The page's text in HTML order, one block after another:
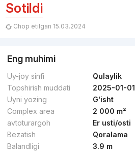
Topshirildi
TJ «Shirin Hayot»
dan сўм /m²
Sotildi
Chop etilgan 15.03.2024
Eng muhimi
Uy-joy sinfi
Qulaylik
Topshirish muddati
2025-01-01
Uyni yozing
G'isht
Complex area
2 000 m²
avtoturargoh
Er usti/osti
Bezatish
Qoralama
Balandligi
3.9 m